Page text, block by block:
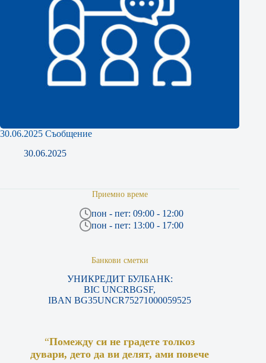
30.06.2025 Съобщение
30.06.2025
Приемно време
пон - пет: 09:00 - 12:00
пон - пет: 13:00 - 17:00
Банкови сметки
УНИКРЕДИТ БУЛБАНК:
BIC UNCRBGSF,
IBAN BG35UNCR75271000059525
“Помежду си не градете толкоз
дувари, дето да ви делят, ами повече